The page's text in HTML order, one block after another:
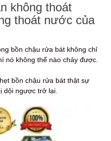
không thoát
thoát nước của
bồn chậu rửa bát không chỉ
nó không thể nào chảy được.
bồn chậu rửa bát thật sự
dội ngược trở lại.